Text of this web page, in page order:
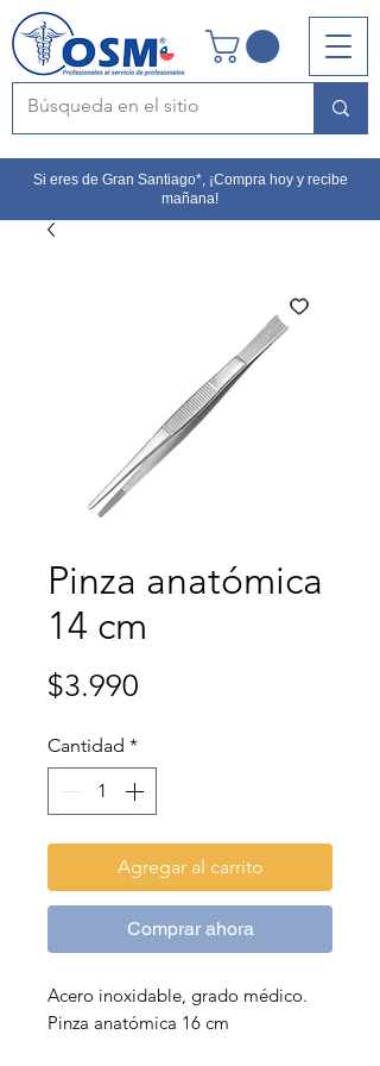
Si eres de Gran Santiago*, ¡Compra hoy y recibe
mañana!
Pinza anatómica
14 cm
$3.990
Cantidad *
Agregar al carrito
Comprar ahora
Acero inoxidable, grado médico.
Pinza anatómica 16 cm